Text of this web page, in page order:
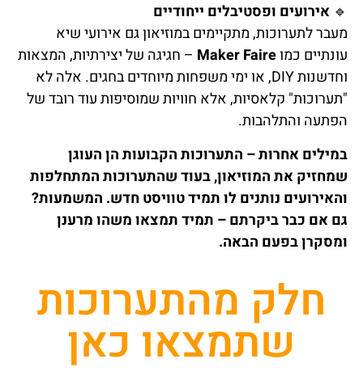
🔹 אירועים ופסטיבלים ייחודיים
מעבר לתערוכות, מתקיימים במוזיאון גם אירועי שיא
עונתיים כמוMaker Faire – חגיגה של יצירתיות, המצאות
וחדשנות DIY, או ימי משפחות מיוחדים בחגים. אלה לא
"תערוכות" קלאסיות, אלא חוויות שמוסיפות עוד רובד של
הפתעה והתלהבות.
במילים אחרות – התערוכות הקבועות הן העוגן
שמחזיק את המוזיאון, בעוד שהתערוכות המתחלפות
והאירועים נותנים לו תמיד טוויסט חדש. המשמעות?
גם אם כבר ביקרתם – תמיד תמצאו משהו מרענן
ומסקרן בפעם הבאה.
חלק מהתערוכות
שתמצאו כאן